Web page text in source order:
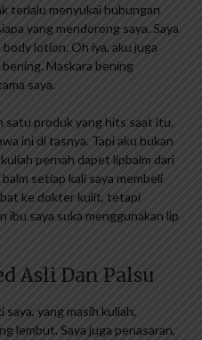
terlalu menyukai hubungan
yang mendorong saya. Saya
lotion. Oh iya, aku juga
Maskara bening
saya.
satu produk yang hits saat itu.
ini di tasnya. Tapi aku bukan
pernah dapet lipbalm dari
setiap kali saya membeli
ke dokter kulit, tetapi
ibu saya suka menggunakan lip
Asli Dan Palsu
saya, yang masih kuliah,
lembut. Saya juga penasaran,